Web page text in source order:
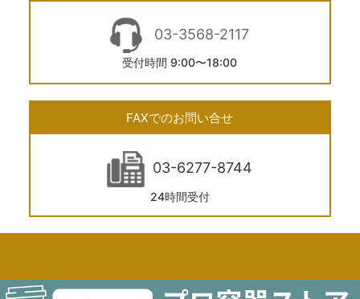
03-3568-2117
受付時間 9:00〜18:00
FAXでのお問い合せ
03-6277-8744
24時間受付